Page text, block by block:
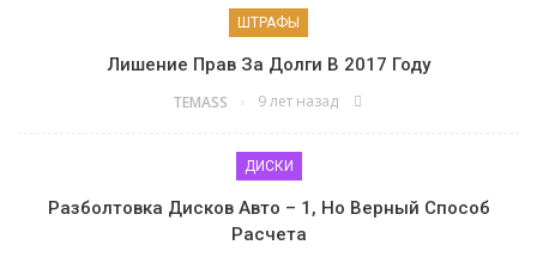
ШТРАФЫ
Лишение Прав За Долги В 2017 Году
TEMASS 9 лет назад
ДИСКИ
Разболтовка Дисков Авто – 1, Но Верный Способ
Расчета